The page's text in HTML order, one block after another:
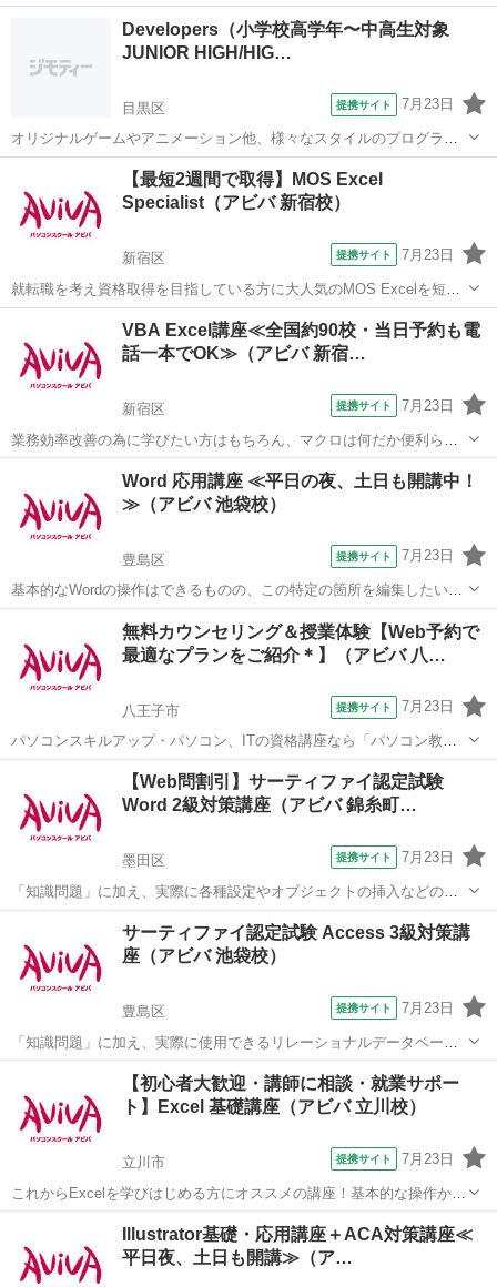
らリレーションシップなど、データベース管理ソフトであるAccessの
醍醐味を学ぶ事ができる講座です。 ■学習内容■ 基本操作・テーブ
ル・クエリ・フォーム...
Developers（小学校高学年〜中高生対象
JUNIOR HIGH/HIG…
目黒区 提携サイト 7月23日
オリジナルゲームやアニメーション他、様々なスタイルのプログラミ
ング に挑戦して、未来に備えた知識と技術を身につける実践型のコー
ス。 ひとりひとりが得意分野や興味を見つけ、さらに探求していく思
考を育てます。
その他
【最短2週間で取得】MOS Excel
Specialist（アビバ 新宿校）
新宿区 提携サイト 7月23日
就転職を考え資格取得を目指している方に大人気のMOS Excelを短期
集中で目指す検定対策の講座です。新規お問い合わせ頂いた方限定で
リーズナブルな受講料で学べる人気講座です！
VBA Excel講座≪全国約90校・当日予約も電
話一本でOK≫（アビバ 新宿…
新宿区 提携サイト 7月23日
業務効率改善の為に学びたい方はもちろん、マクロは何だか便利らし
い。と噂を聞いて気になっている方にもオススメ！基礎から学ぶから
VBA初心者の方でも安心の講座です。 ■学習内容■ プロパティ・変数
の利用・シートの操作・ブック...
エクセル
Word 応用講座 ≪平日の夜、土日も開講中！
≫（アビバ 池袋校）
豊島区 提携サイト 7月23日
基本的なWordの操作はできるものの、この特定の箇所を編集したい
等、より見栄え良く、効率良く文書作成する方法を学ぶ講座です。長
く使うソフトだからこそ、効率良い編集方法はとても重要です。 ■学
習内容■ ページ/書式設定(応...
ワード
無料カウンセリング＆授業体験【Web予約で
最適なプランをご紹介＊】（アビバ 八…
八王子市 提携サイト 7月23日
パソコンスキルアップ・パソコン、ITの資格講座なら「パソコン教室
アビバ」。 全国直営100校以上で通学に便利！ ただいま、パソコン教
室アビバでは、全国の教室で説明会・無料体験授業を実施中です。 個
別カウンセリングと少人数個別...
八王子市 エクセル
【Web問割引】サーティファイ認定試験
Word 2級対策講座（アビバ 錦糸町…
墨田区 提携サイト 7月23日
「知識問題」に加え、実際に各種設定やオブジェクトの挿入などの機
能を駆使した文書を作成する「実技問題」を解くことで、実践的な能
力を証明できる資格制度の、2級対策講座です。
サーティファイ認定試験 Access 3級対策講
座（アビバ 池袋校）
豊島区 提携サイト 7月23日
「知識問題」に加え、実際に使用できるリレーショナルデータベース
を作成する「実技問題」を解くことで、実践的な能力を証明できる資
格制度の、3級対策講座です。
アクセス
【初心者大歓迎・講師に相談・就業サポー
ト】Excel 基礎講座（アビバ 立川校）
立川市 提携サイト 7月23日
これからExcelを学びはじめる方にオススメの講座！基本的な操作から
関数やグラフ作成など、表計算ソフトであるExcelの醍醐味を学ぶ事が
できる講座です。 ■学習内容■ 基本操作・印刷・ページ設定・書式設
定・効率の良いデー...
エクセル
Illustrator基礎・応用講座＋ACA対策講座≪
平日夜、土日も開講≫（ア…